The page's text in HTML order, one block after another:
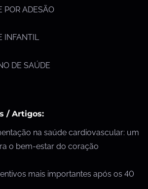
POR ADESÃO
INFANTIL
DE SAÚDE
/ Artigos:
na saúde cardiovascular: um
o bem-estar do coração
mais importantes após os 40